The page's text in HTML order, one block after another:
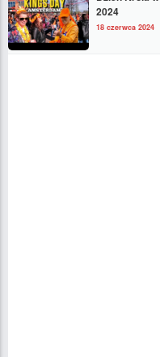
2024
18 czerwca 2024